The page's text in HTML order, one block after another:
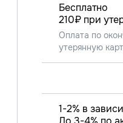
Бесплатно
210₽ при
Оплата по
утерянную
1-2% в